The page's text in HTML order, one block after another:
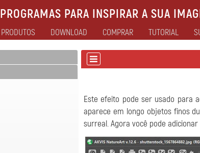
PROGRAMAS PARA INSPIRAR A SUA
PRODUTOS DOWNLOAD COMPRAR TUTORIAL
Este efeito pode ser usado para
aparece em longo objetos finos
surreal. Agora você pode